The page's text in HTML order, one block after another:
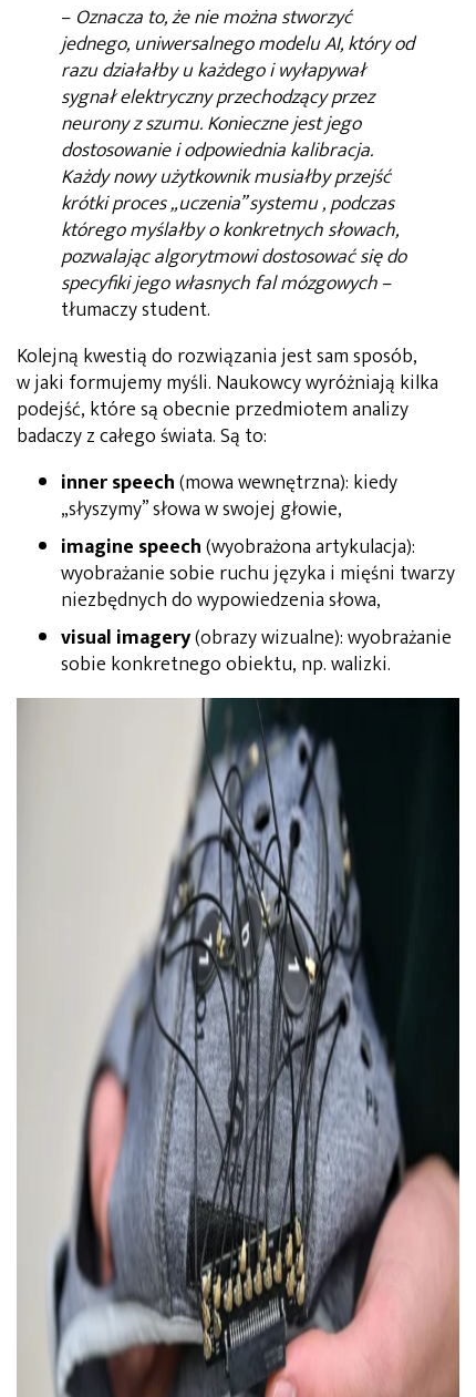
– Oznacza to, że nie można stworzyć
jednego, uniwersalnego modelu AI, który od
razu działałby u każdego i wyłapywał
sygnał elektryczny przechodzący przez
neurony z szumu. Konieczne jest jego
dostosowanie i odpowiednia kalibracja.
Każdy nowy użytkownik musiałby przejść
krótki proces „uczenia” systemu , podczas
którego myślałby o konkretnych słowach,
pozwalając algorytmowi dostosować się do
specyfiki jego własnych fal mózgowych–
tłumaczy student.
Kolejną kwestią do rozwiązania jest sam sposób,
w jaki formujemy myśli. Naukowcy wyróżniają kilka
podejść, które są obecnie przedmiotem analizy
badaczy z całego świata. Są to:
inner speech(mowa wewnętrzna): kiedy
„słyszymy” słowa w swojej głowie,
imagine speech(wyobrażona artykulacja):
wyobrażanie sobie ruchu języka i mięśni twarzy
niezbędnych do wypowiedzenia słowa,
visual imagery(obrazy wizualne): wyobrażanie
sobie konkretnego obiektu, np. walizki.